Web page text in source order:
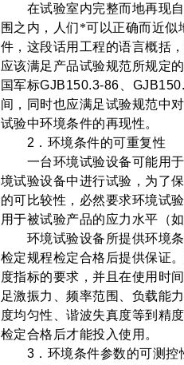
在试验室内完整而地再现自
围之内，人们*可以正确而近
件，这段话用工程的语言概括
应该满足产品试验规范所规定
国军标GJB150.3-86
间，同时也应满足试验规范中
试验中环境条件的再现性。
2 ．环境条件的可重复性
一台环境试验设备可能用于
境试验设备中进行试验，为了
的可比较性，必然要求环境试
用于被试验产品的应力水平（
环境试验设备所提供环境条
检定规程检定合格后提供保证
度指标的要求，并且在使用时
足激振力、频率范围、负载能
度均匀性、谐波失真度等到精
检定合格后才能投入使用。
3 ．环境条件参数的可测控